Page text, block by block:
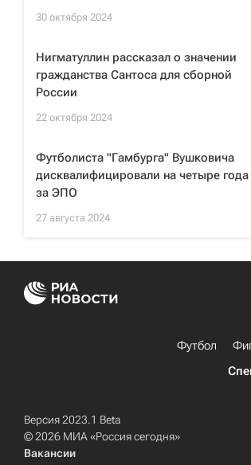
30 октября 2024
Нигматуллин рассказал о значении
гражданства Сантоса для сборной
России
22 октября 2024
Футболиста "Гамбурга" Вушковича
дисквалифицировали на четыре года
за ЭПО
27 августа 2024
Футбол
Версия 2023.1 Beta
© 2026 МИА «Россия сегодня»
Вакансии